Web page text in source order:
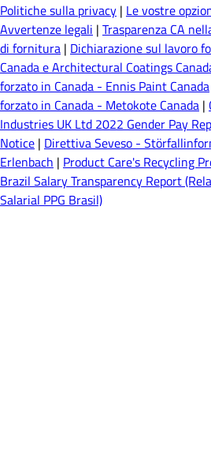
Politiche sulla privacy | Le vostre
Avvertenze legali | Trasparenza CA
di fornitura | Dichiarazione sul lavoro
Canada e Architectural Coatings
forzato in Canada - Ennis Paint Canada
forzato in Canada - Metokote Canada |
Industries UK Ltd 2022 Gender Pay
Notice | Direttiva Seveso -
Erlenbach | Product Care's Recycling
Brazil Salary Transparency Report
Salarial PPG Brasil)